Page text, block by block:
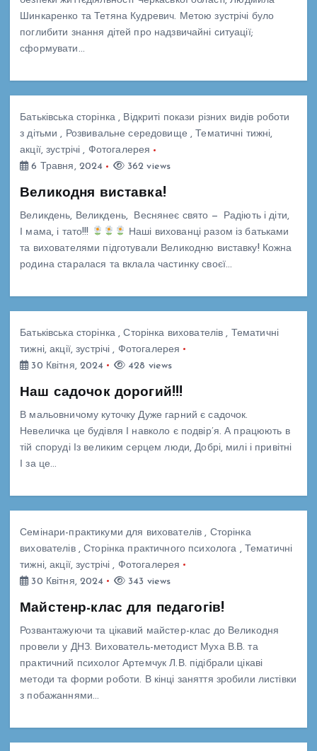
Шинкаренко та Тетяна Кудревич. Метою зустрічі було
поглибити знання дітей про надзвичайні ситуації;
сформувати…
Батьківська сторінка, Відкриті покази різних видів роботи
з дітьми , Розвивальне середовище ,Тематичні тижні,
акції, зустрічі , Фотогалерея
6 Травня, 2024
362 views
Великодня виставка!
Великдень, Великдень, Веснянеє свято — Радіють і діти,
І мама, і тато!!!
Наші вихованці разом із батьками
та вихователями підготували Великодню виставку! Кожна
родина старалася та вклала частинку своєї…
Батьківська сторінка,Сторінка вихователів , Тематичні
тижні, акції, зустрічі , Фотогалерея
30 Квітня, 2024
428 views
Наш садочок дорогий!!!
В мальовничому куточку Дуже гарний є садочок.
Невеличка це будівля І навколо є подвір’я. А працюють в
тій споруді Із великим серцем люди, Добрі, милі і привітні
І за це…
Семінари-практикуми для вихователів , Сторінка
вихователів,Сторінка практичного психолога , Тематичні
тижні, акції, зустрічі , Фотогалерея
30 Квітня, 2024
343 views
Майстенр-клас для педагогів!
Розвантажуючи та цікавий майстер-клас до Великодня
провели у ДНЗ. Вихователь-методист Муха В.В. та
практичний психолог Артемчук Л.В. підібрали цікаві
методи та форми роботи. В кінці заняття зробили листівки
з побажаннями…